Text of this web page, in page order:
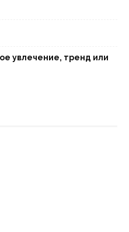
увлечение, тренд или